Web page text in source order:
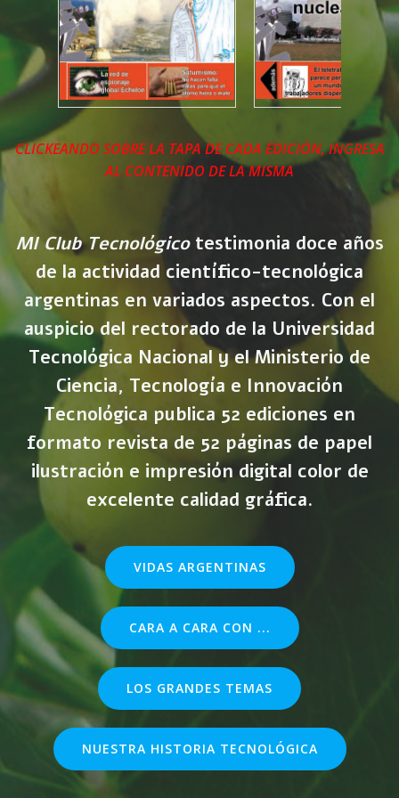
CLICKEANDO SOBRE LA TAPA DE CADA EDICIÓN, INGRESA
AL CONTENIDO DE LA MISMA
MI Club Tecnológicotestimonia doce años
de la actividad científico-tecnológica
argentinas en variados aspectos. Con el
auspicio del rectorado de la Universidad
Tecnológica Nacional y el Ministerio de
Ciencia, Tecnología e Innovación
Tecnológica publica 52 ediciones en
formato revista de 52 páginas de papel
ilustración e impresión digital color de
excelente calidad gráfica.
VIDAS ARGENTINAS
CARA A CARA CON ...
LOS GRANDES TEMAS
NUESTRA HISTORIA TECNOLÓGICA